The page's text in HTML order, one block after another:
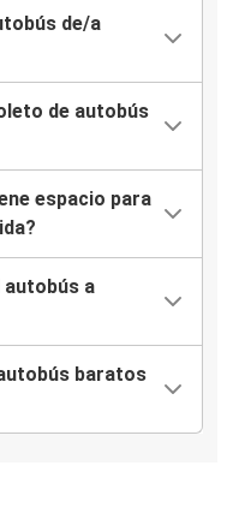
de/a
de autobús
espacio para
autobús a
baratos